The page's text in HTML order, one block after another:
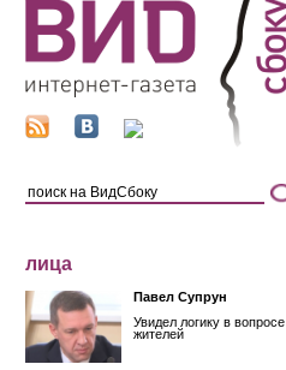
лица
Павел Супрун
Увидел логику в вопросе
жителей